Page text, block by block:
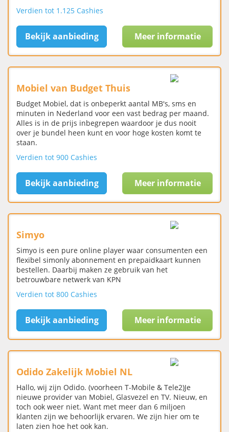
Verdien tot 1.125 Cashies
Bekijk aanbieding Meer informatie
Mobiel van Budget Thuis
Budget Mobiel, dat is onbeperkt aantal MB's, sms en
minuten in Nederland voor een vast bedrag per maand.
Alles is in de prijs inbegrepen waardoor je dus nooit
over je bundel heen kunt en voor hoge kosten komt te
staan.
Verdien tot 900 Cashies
Bekijk aanbieding Meer informatie
Simyo
Simyo is een pure online player waar consumenten een
flexibel simonly abonnement en prepaidkaart kunnen
bestellen. Daarbij maken ze gebruik van het
betrouwbare netwerk van KPN
Verdien tot 800 Cashies
Bekijk aanbieding Meer informatie
Odido Zakelijk Mobiel NL
Hallo, wij zijn Odido. (voorheen T-Mobile & Tele2)Je
nieuwe provider van Mobiel, Glasvezel en TV. Nieuw, en
toch ook weer niet. Want met meer dan 6 miljoen
klanten zijn we behoorlijk ervaren. We zijn hier om te
laten zien hoe het ook kan.